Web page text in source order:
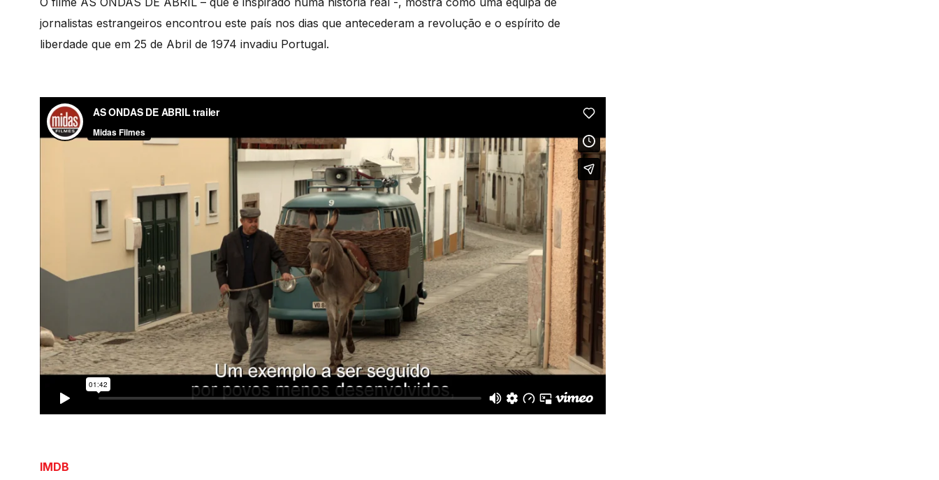
jornalistas estrangeiros encontrou este país nos dias que antecederam a revolução e o espírito de
liberdade que em 25 de Abril de 1974 invadiu Portugal.
IMDB